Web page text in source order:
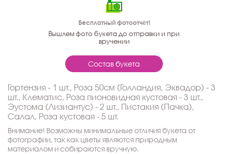
Бесплатный фотоотчёт!
Вышлем фото букета до отправки и при
вручении
Состав букета
Гортензия - 1 шт., Роза 50см (Голландия, Эквадор) - 3
шт., Клематис, Роза пионовидная кустовая - 3 шт.,
Эустома (Лизиантус) - 2 шт., Пистакия (Пачка),
Салал, Роза кустовая - 5 шт.
Внимание! Возможны минимальные отличия букета от
фотографии, так как цветы являются природным
материалом и собираются вручную.